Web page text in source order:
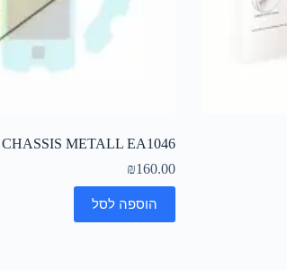
CHASSIS METALL EA1046
₪160.00
הוספה לסל